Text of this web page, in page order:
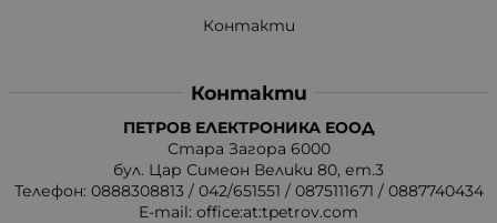
Контакти
Контакти
ПЕТРОВ ЕЛЕКТРОНИКА ЕООД
Стара Загора 6000
бул. Цар Симеон Велики 80, ет.3
Телефон: 0888308813 / 042/651551 / 0875111671 / 0887740434
E-mail: office:at:tpetrov.com